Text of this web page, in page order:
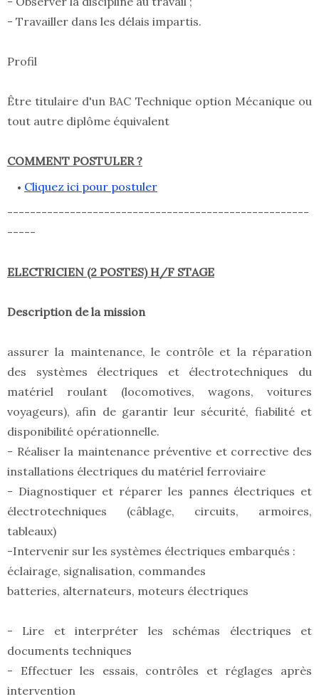
- Travailler dans les délais impartis.
Profil
Être titulaire d'un BAC Technique option Mécanique ou
tout autre diplôme équivalent
COMMENT POSTULER ?
Cliquez ici pour postuler
-----------------------------------------------------
-----
ELECTRICIEN (2 POSTES) H/F STAGE
Description de la mission
assurer la maintenance, le contrôle et la réparation
des systèmes électriques et électrotechniques du
matériel roulant (locomotives, wagons, voitures
voyageurs), afin de garantir leur sécurité, fiabilité et
disponibilité opérationnelle.
- Réaliser la maintenance préventive et corrective des
installations électriques du matériel ferroviaire
- Diagnostiquer et réparer les pannes électriques et
électrotechniques (câblage, circuits, armoires,
tableaux)
-Intervenir sur les systèmes électriques embarqués :
éclairage, signalisation, commandes
batteries, alternateurs, moteurs électriques
- Lire et interpréter les schémas électriques et
documents techniques
- Effectuer les essais, contrôles et réglages après
intervention